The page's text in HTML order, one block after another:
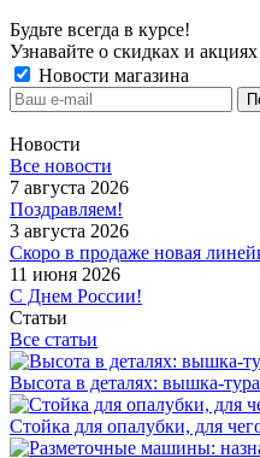
Будьте всегда в курсе!
Узнавайте о скидках и
Новости магазина
Новости
Все новости
7 августа 2026
Поздравляем!
3 августа 2026
Скоро в продаже новая
11 июня 2026
С Днем России!
Статьи
Все статьи
Высота в деталях: вышка-
Стойка для опалубки, для